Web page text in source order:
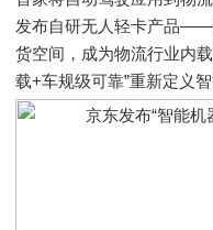
发布自研无人轻卡产品——
货空间，成为物流行业内
载+车规级可靠”重新定义